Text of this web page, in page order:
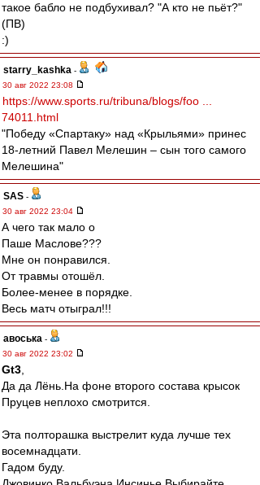
такое бабло не подбухивал? "А кто не пьёт?"
(ПВ)
:)
starry_kashka -
30 авг 2022 23:08
https://www.sports.ru/tribuna/blogs/foo ...
74011.html
"Победу «Спартаку» над «Крыльями» принес
18-летний Павел Мелешин – сын того самого
Мелешина"
SAS -
30 авг 2022 23:04
А чего так мало о
Паше Маслове???
Мне он понравился.
От травмы отошёл.
Более-менее в порядке.
Весь матч отыграл!!!
авоська -
30 авг 2022 23:02
Gt3
Да да Лёнь.На фоне второго состава крысок
Пруцев неплохо смотрится.
Эта полторашка выстрелит куда лучше тех
восемнадцати.
Гадом буду.